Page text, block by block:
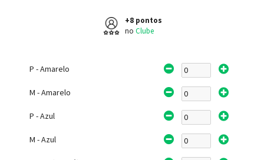
+8 pontos
no Clube
P - Amarelo
M - Amarelo
P - Azul
M - Azul